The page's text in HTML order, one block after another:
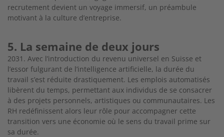
recrutement devient un voyage immersif, un préambule
motivant à la culture d’entreprise.
5. La semaine de deux jours
2031. Avec l’introduction du revenu universel en Suisse et
l’essor fulgurant de l’intelligence artificielle, la durée du
travail s’est réduite drastiquement. Les emplois automatisés
libèrent du temps, permettant aux individus de se consacrer
à des projets personnels, artistiques ou communautaires. Les
RH redéfinissent alors leur rôle pour accompagner cette
transition vers une économie où le sens du travail prime sur
sa durée.